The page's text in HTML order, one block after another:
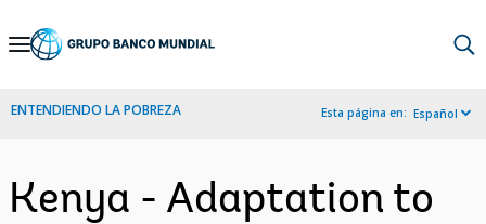
Skip
Navigation
ENTENDIENDO LA POBREZA Esta página en: Español
Kenya - Adaptation to